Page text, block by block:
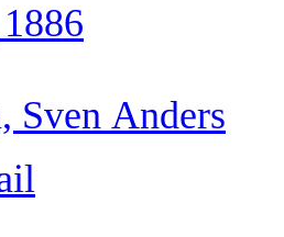
Sven Anders